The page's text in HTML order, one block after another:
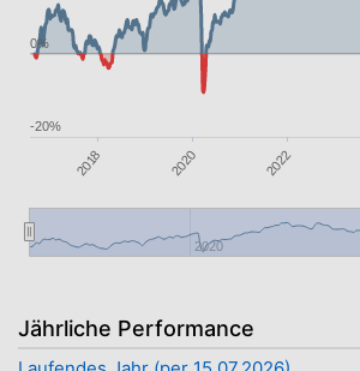
2018 2020 2022
2020
-20%
0%
Jährliche Performance